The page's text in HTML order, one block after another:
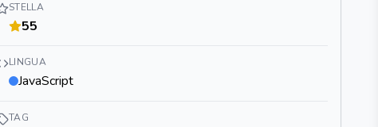
STELLA
55
LINGUA
JavaScript
TAG